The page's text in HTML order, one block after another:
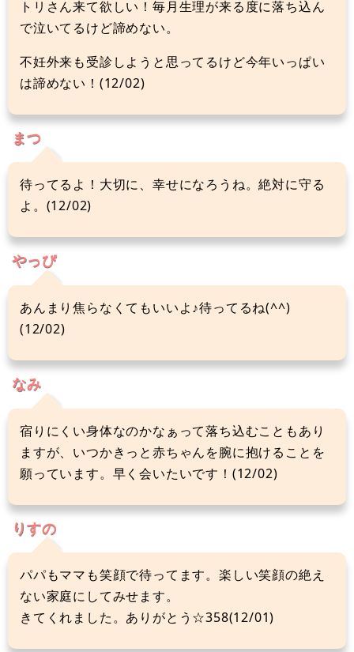
トリさん来て欲しい！毎月生理が来る度に落ち込ん
で泣いてるけど諦めない。
不妊外来も受診しようと思ってるけど今年いっぱい
は諦めない！(12/02)
まつ
待ってるよ！大切に、幸せになろうね。絶対に守る
よ。(12/02)
やっぴ
あんまり焦らなくてもいいよ♪待ってるね(^^)
(12/02)
なみ
宿りにくい身体なのかなぁって落ち込むこともあり
ますが、いつかきっと赤ちゃんを腕に抱けることを
願っています。早く会いたいです！(12/02)
りすの
パパもママも笑顔で待ってます。楽しい笑顔の絶え
ない家庭にしてみせます。
きてくれました。ありがとう☆358(12/01)